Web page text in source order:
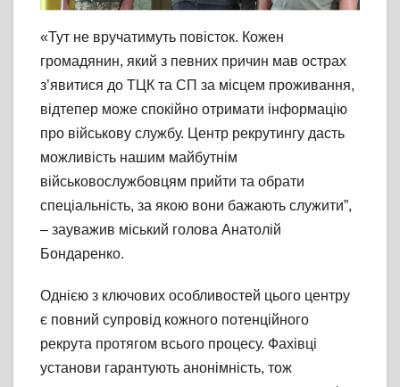
«Тут не вручатимуть повісток. Кожен
громадянин, який з певних причин мав острах
з’явитися до ТЦК та СП за місцем проживання,
відтепер може спокійно отримати інформацію
про військову службу. Центр рекрутингу дасть
можливість нашим майбутнім
військовослужбовцям прийти та обрати
спеціальність, за якою вони бажають служити”,
– зауважив міський голова Анатолій
Бондаренко.
Однією з ключових особливостей цього центру
є повний супровід кожного потенційного
рекрута протягом всього процесу. Фахівці
установи гарантують анонімність, тож